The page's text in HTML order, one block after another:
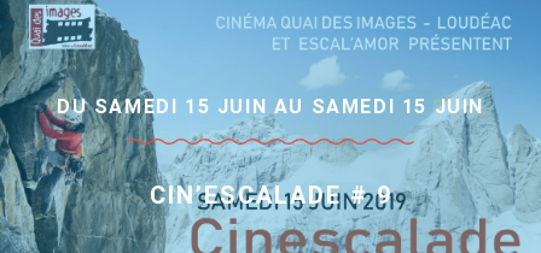
DU SAMEDI 15 JUIN AU SAMEDI 15 JUIN
CIN’ESCALADE # 9